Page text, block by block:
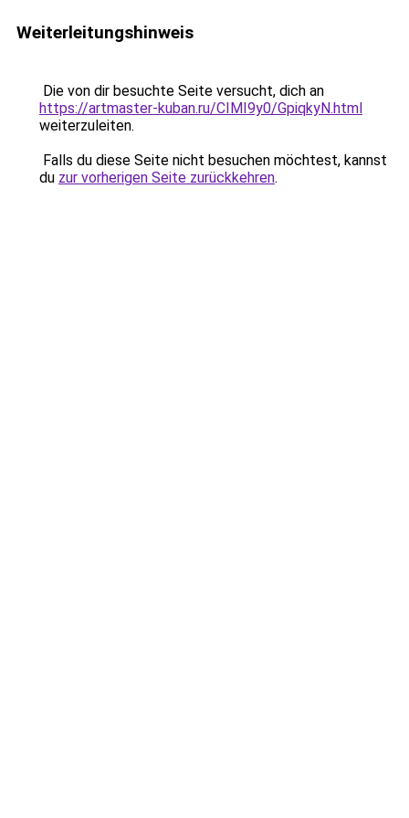
Weiterleitungshinweis
Die von dir besuchte Seite versucht, dich an
https://artmaster-kuban.ru/CIMI9y0/GpiqkyN.html
weiterzuleiten.
Falls du diese Seite nicht besuchen möchtest, kannst
du zur vorherigen Seite zurückkehren.